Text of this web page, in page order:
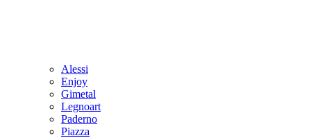
Alessi
Enjoy
Gimetal
Legnoart
Paderno
Piazza